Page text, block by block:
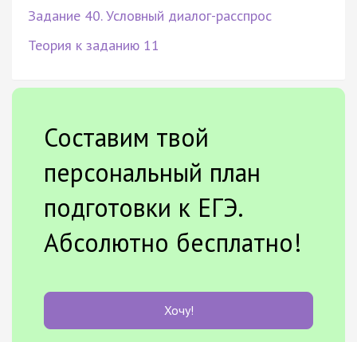
Задание 40. Условный диалог-расспрос
Теория к заданию 11
Составим твой
персональный план
подготовки к ЕГЭ.
Абсолютно бесплатно!
Хочу!